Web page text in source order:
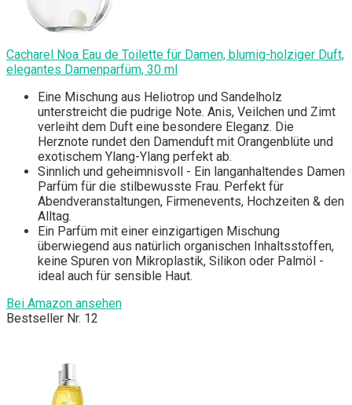
Cacharel Noa Eau de Toilette für Damen, blumig-holziger Duft,
elegantes Damenparfüm, 30 ml
Eine Mischung aus Heliotrop und Sandelholz
unterstreicht die pudrige Note. Anis, Veilchen und Zimt
verleiht dem Duft eine besondere Eleganz. Die
Herznote rundet den Damenduft mit Orangenblüte und
exotischem Ylang-Ylang perfekt ab.
Sinnlich und geheimnisvoll - Ein langanhaltendes Damen
Parfüm für die stilbewusste Frau. Perfekt für
Abendveranstaltungen, Firmenevents, Hochzeiten & den
Alltag.
Ein Parfüm mit einer einzigartigen Mischung
überwiegend aus natürlich organischen Inhaltsstoffen,
keine Spuren von Mikroplastik, Silikon oder Palmöl -
ideal auch für sensible Haut.
Bei Amazon ansehen
Bestseller Nr. 12